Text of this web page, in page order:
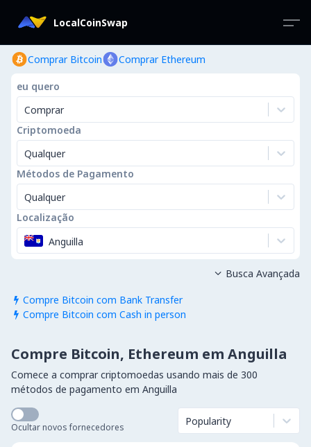
LocalCoinSwap
Comprar Bitcoin Comprar Ethereum
eu quero
Comprar
Criptomoeda
Qualquer
Métodos de Pagamento
Qualquer
Localização
Anguilla
 Compre Bitcoin com Bank Transfer
 Compre Bitcoin com Cash in person
 Busca Avançada
Compre Bitcoin, Ethereum em Anguilla
Comece a comprar criptomoedas usando mais de 300
métodos de pagamento em Anguilla
Ocultar novos fornecedores Popularity